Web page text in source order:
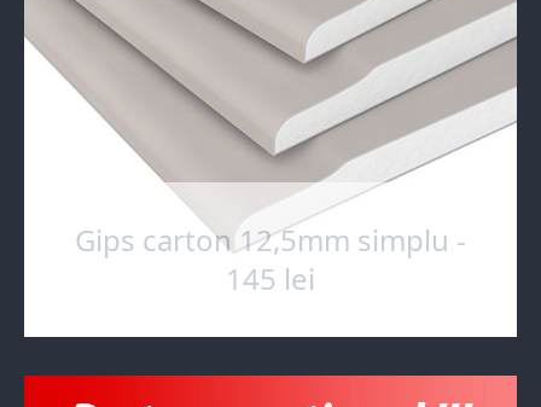
Gips carton 12,5mm simplu -
145 lei